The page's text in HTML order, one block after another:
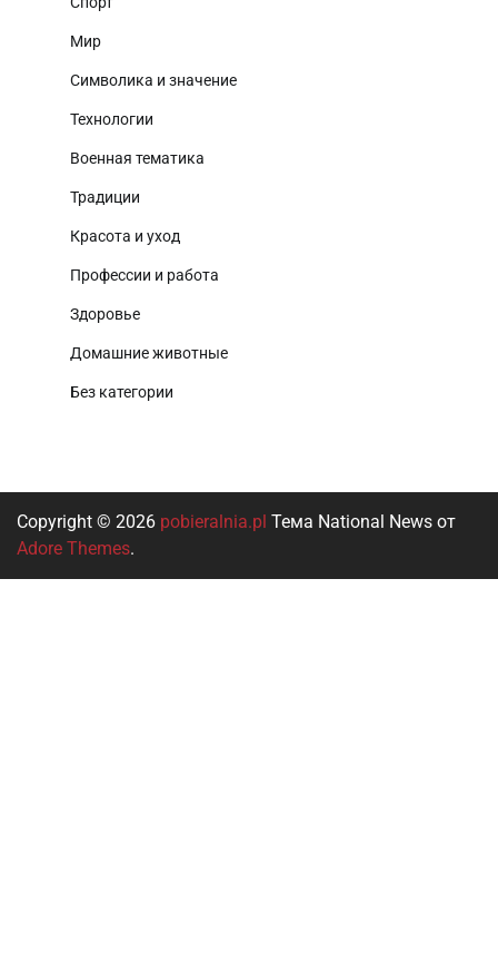
Мир
Символика и значение
Технологии
Военная тематика
Традиции
Красота и уход
Профессии и работа
Здоровье
Домашние животные
Без категории
Copyright © 2026 pobieralnia.pl Тема National News от
Adore Themes.